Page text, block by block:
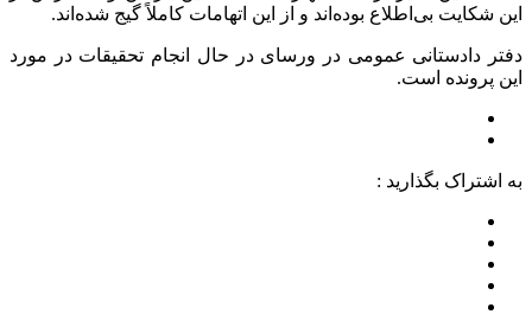
این شکایت بی‌اطلاع بوده‌اند و از این اتهامات کاملاً گیج شده‌اند.
دفتر دادستانی عمومی در ورسای در حال انجام تحقیقات در مورد
این پرونده است.
به اشتراک بگذارید :